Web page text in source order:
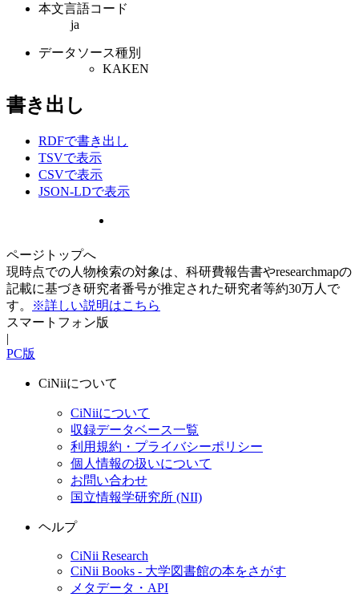
本文言語コード
ja
データソース種別
KAKEN
書き出し
RDFで書き出し
TSVで表示
CSVで表示
JSON-LDで表示
ページトップへ
現時点での人物検索の対象は、科研費報告書やresearchmapの
記載に基づき研究者番号が推定された研究者等約30万人で
す。
※詳しい説明はこちら
スマートフォン版
|
PC版
CiNiiについて
CiNiiについて
収録データベース一覧
利用規約・プライバシーポリシー
個人情報の扱いについて
お問い合わせ
国立情報学研究所 (NII)
ヘルプ
CiNii Research
CiNii Books - 大学図書館の本をさがす
メタデータ・API